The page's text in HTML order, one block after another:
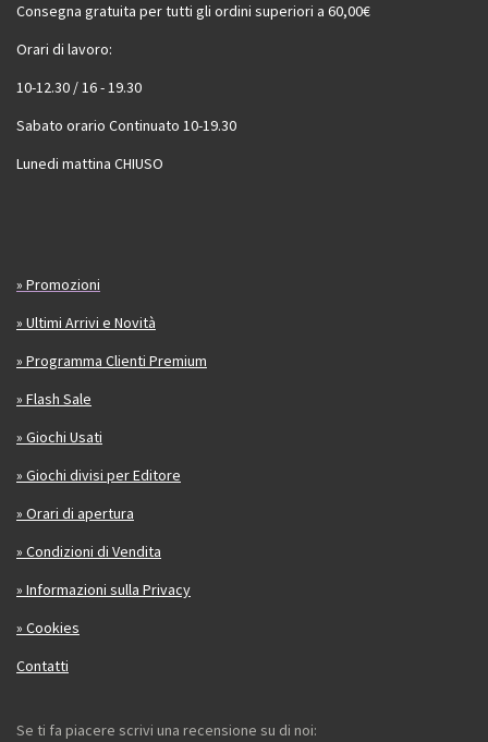
Consegna gratuita per tutti gli ordini superiori a 60,00€
Orari di lavoro:
10-12.30 / 16 - 19.30
Sabato orario Continuato 10-19.30
Lunedi mattina CHIUSO
» Promozioni
» Ultimi Arrivi e Novità
» Programma Clienti Premium
» Flash Sale
» Giochi Usati
» Giochi divisi per Editore
» Orari di apertura
» Condizioni di Vendita
» Informazioni sulla Privacy
» Cookies
Contatti
Se ti fa piacere scrivi una recensione su di noi: